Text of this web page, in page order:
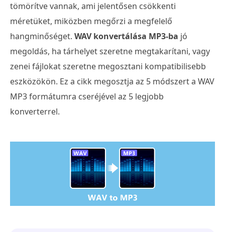
tömörítve vannak, ami jelentősen csökkenti
méretüket, miközben megőrzi a megfelelő
hangminőséget. WAV konvertálása MP3-ba jó
megoldás, ha tárhelyet szeretne megtakarítani, vagy
zenei fájlokat szeretne megosztani kompatibilisebb
eszközökön. Ez a cikk megosztja az 5 módszert a WAV
MP3 formátumra cseréjével az 5 legjobb
konverterrel.